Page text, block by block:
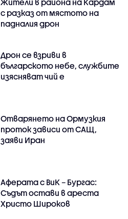
Жители в района на Кардам
с разказ от мястото на
падналия дрон
Дрон се взриви в
българското небе, службите
изясняват чий е
Отварянето на Ормузкия
проток зависи от САЩ,
заяви Иран
Аферата с ВиК – Бургас:
Съдът остави в ареста
Христо Широков